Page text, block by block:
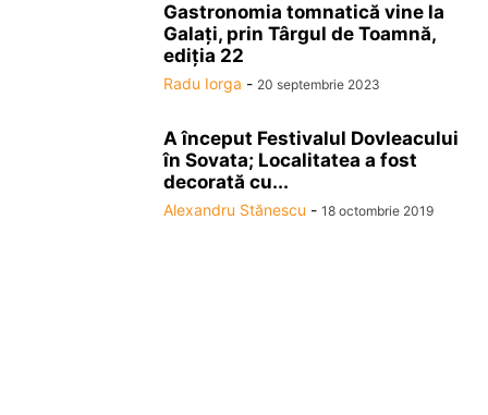
Gastronomia tomnatică vine la
Galaţi, prin Târgul de Toamnă,
ediţia 22
Radu Iorga - 20 septembrie 2023
A început Festivalul Dovleacului
în Sovata; Localitatea a fost
decorată cu...
Alexandru Stănescu - 18 octombrie 2019